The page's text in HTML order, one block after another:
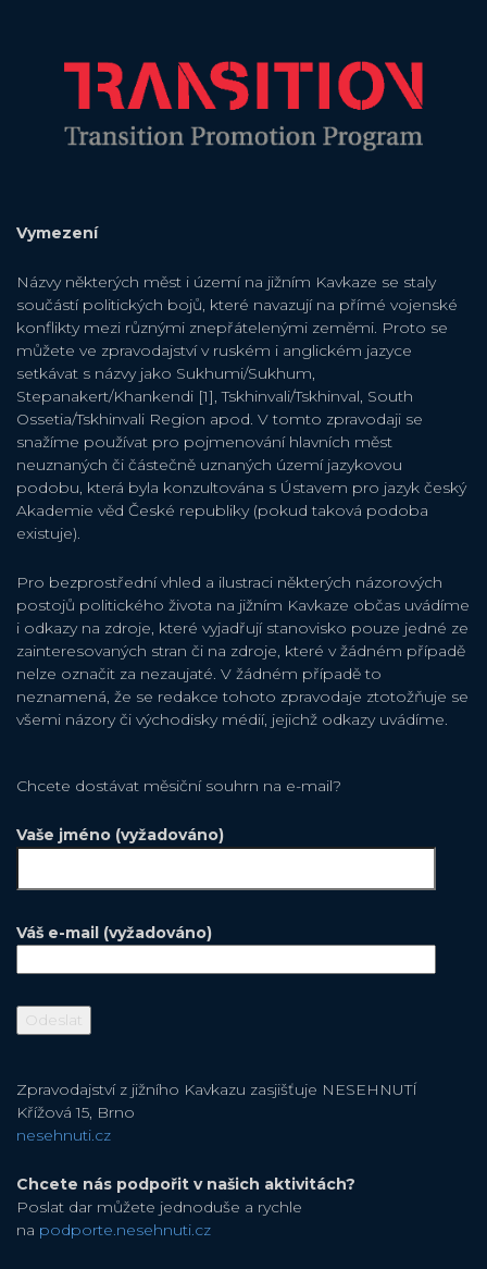
Vymezení
Názvy některých měst i území na jižním Kavkaze se staly
součástí politických bojů, které navazují na přímé vojenské
konflikty mezi různými znepřátelenými zeměmi. Proto se
můžete ve zpravodajství v ruském i anglickém jazyce
setkávat s názvy jako Sukhumi/Sukhum,
Stepanakert/Khankendi [1], Tskhinvali/Tskhinval, South
Ossetia/Tskhinvali Region apod. V tomto zpravodaji se
snažíme používat pro pojmenování hlavních měst
neuznaných či částečně uznaných území jazykovou
podobu, která byla konzultována s Ústavem pro jazyk český
Akademie věd České republiky (pokud taková podoba
existuje).
Pro bezprostřední vhled a ilustraci některých názorových
postojů politického života na jižním Kavkaze občas uvádíme
i odkazy na zdroje, které vyjadřují stanovisko pouze jedné ze
zainteresovaných stran či na zdroje, které v žádném případě
nelze označit za nezaujaté. V žádném případě to
neznamená, že se redakce tohoto zpravodaje ztotožňuje se
všemi názory či východisky médií, jejichž odkazy uvádíme.
Chcete dostávat měsiční souhrn na e-mail?
Vaše jméno (vyžadováno)
Váš e-mail (vyžadováno)
Zpravodajství z jižního Kavkazu zasjišťuje NESEHNUTÍ
Křížová 15, Brno
nesehnuti.cz
Chcete nás podpořit v našich aktivitách?
Poslat dar můžete jednoduše a rychle
na podporte.nesehnuti.cz